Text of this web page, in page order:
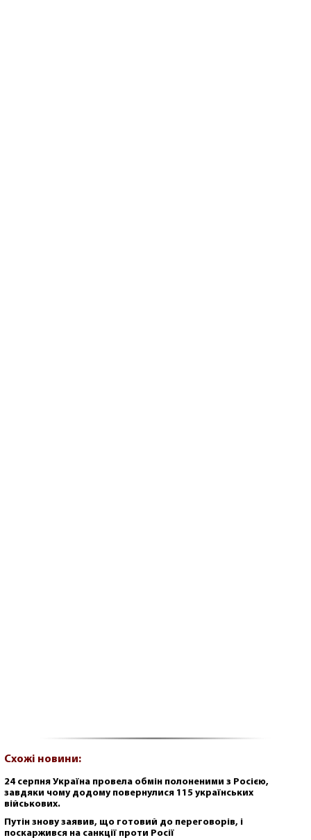
Схожі новини:
24 серпня Україна провела обмін полоненими з Росією,
завдяки чому додому повернулися 115 українських
військових.
Путін знову заявив, що готовий до переговорів, і
поскаржився на санкції проти Росії